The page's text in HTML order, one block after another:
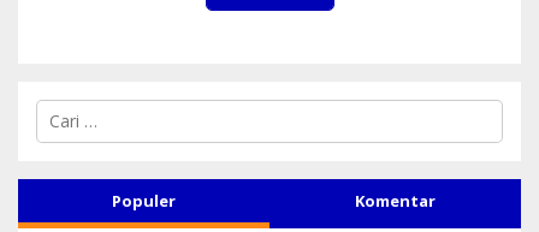
C
i
n
Populer Komentar